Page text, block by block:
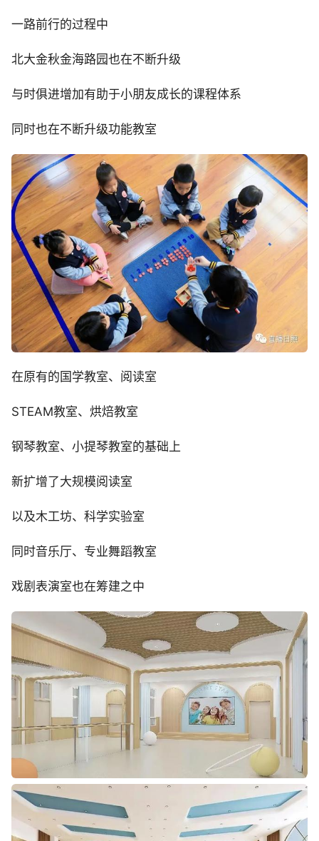
一路前行的过程中
北大金秋金海路园也在不断升级
与时俱进增加有助于小朋友成长的课程体系
同时也在不断升级功能教室
在原有的国学教室、阅读室
STEAM教室、烘焙教室
钢琴教室、小提琴教室的基础上
新扩增了大规模阅读室
以及木工坊、科学实验室
同时音乐厅、专业舞蹈教室
戏剧表演室也在筹建之中